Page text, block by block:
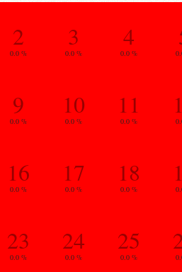
2
0.0 %
3
0.0 %
4
0.0 %
9
0.0 %
10
0.0 %
11
0.0 %
16
0.0 %
17
0.0 %
18
0.0 %
23
0.0 %
24
0.0 %
25
0.0 %